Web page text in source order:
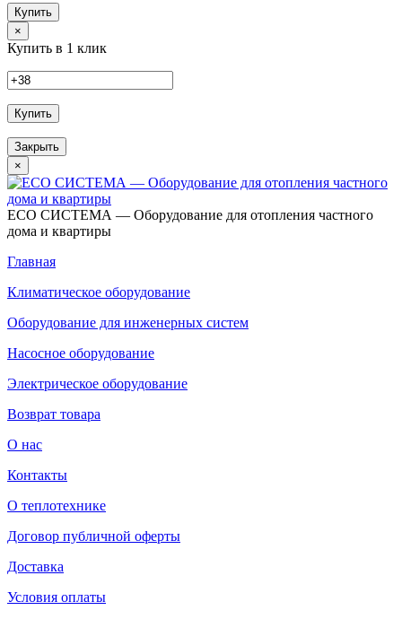
Купить
×
Купить в 1 клик
Купить
Закрыть
×
ECO СИСТЕМА — Оборудование для отопления частного
дома и квартиры
Главная
Климатическое оборудование
Оборудование для инженерных систем
Насосное оборудование
Электрическое оборудование
Возврат товара
О нас
Контакты
О теплотехнике
Договор публичной оферты
Доставка
Условия оплаты